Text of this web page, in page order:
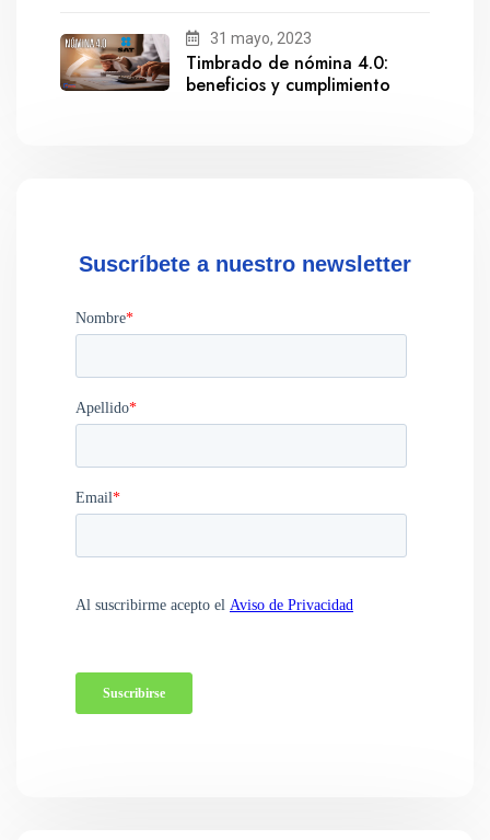
31 mayo, 2023
Timbrado de nómina 4.0:
beneficios y cumplimiento
Suscríbete a nuestro newsletter